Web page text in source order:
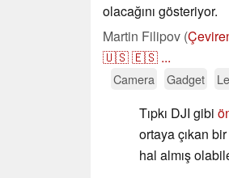
olacağını gösteriyor.
Martin Filipov (
🇺🇸🇪🇸 ...
Camera Gadget
Tıpkı DJI gibi
ortaya çıkan
hal almış